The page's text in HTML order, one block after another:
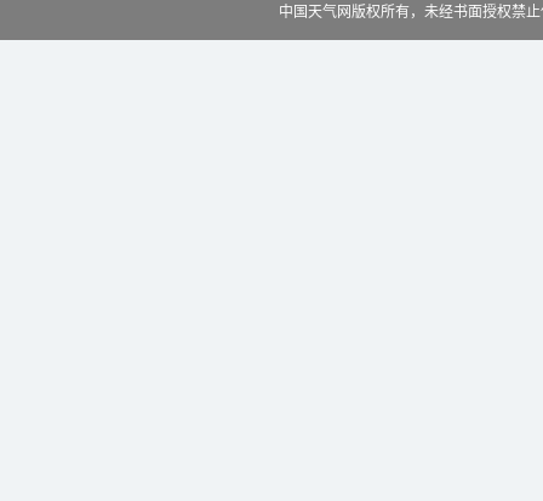
中国天气网版权所有，未经书面授权